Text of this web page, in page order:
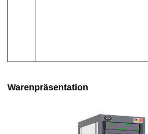
Warenpräsentation